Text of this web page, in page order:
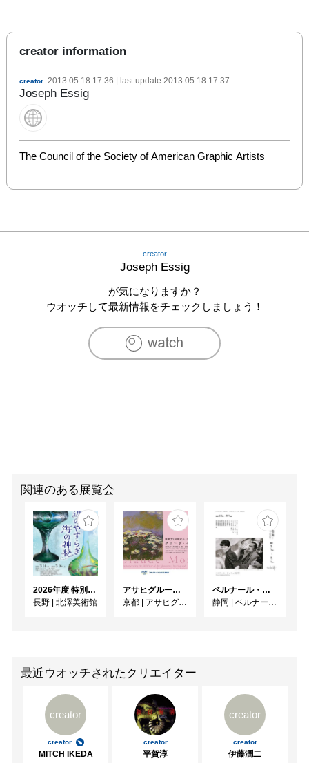
creator information
creator 2013.05.18 17:36 | last update 2013.05.18 17:37
Joseph Essig
The Council of the Society of American Graphic Artists
creator
Joseph Essig
が気になりますか？
ウオッチして最新情報をチェックしましょう！
関連のある展覧会
2026年度 特別展「ガレとドーム、アール･ヌーヴォーのガラス 水辺のやすらぎ、海の神秘」
長野 | 北澤美術館
アサヒグループ大山崎山荘美術館 開館30周年記念展「没後100年 クロード・モネ」
京都 | アサヒグループ大山崎山荘美術館
ベルナール・ビュフェと写真 ーカメラがとらえたビュフェとその時代、そして21 世紀へ
静岡 | ベルナール・ビュフェ美術館
最近ウオッチされたクリエイター
creator
creator
MITCH IKEDA
creator
平賀淳
creator
creator
伊藤潤二